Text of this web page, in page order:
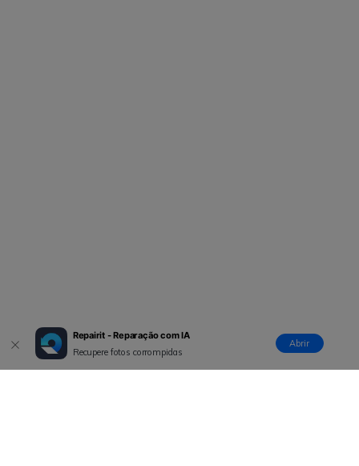
Repairit - Reparação com IA
Recupere fotos corrompidas
Abrir